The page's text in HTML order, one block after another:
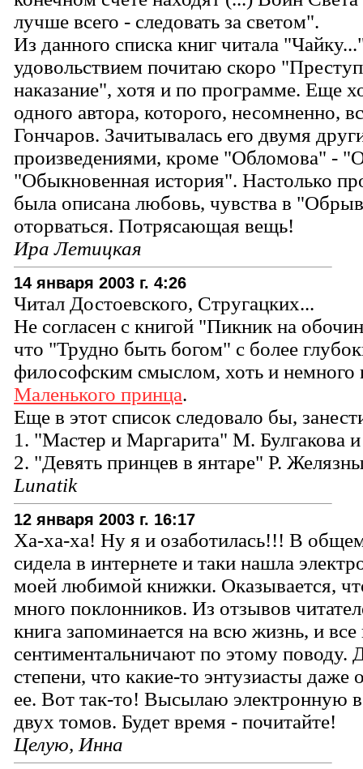
лучше всего - следовать за светом".
Из данного списка книг читала
удовольствием почитаю скоро
наказание", хотя и по программе. Еще
одного автора, которого, несомненно,
Гончаров. Зачитывалась его двумя
произведениями, кроме "Обломова" -
"Обыкновенная история". Настолько
была описана любовь, чувства в
оторваться. Потрясающая вещь!
Ира Летицкая
14 января 2003 г. 4:26
Читал Достоевского, Стругацких...
Не согласен с книгой "Пикник на
что "Трудно быть богом" с более
философским смыслом, хоть и немного
Маленького принца.
Еще в этот список следовало бы,
1. "Мастер и Маргарита" М. Булгакова и
2. "Девять принцев в янтаре" Р.
Lunatik
12 января 2003 г. 16:17
Ха-ха-ха! Ну я и озаботилась!!! В
сидела в интернете и таки нашла
моей любимой книжки. Оказывается,
много поклонников. Из отзывов
книга запоминается на всю жизнь, и все
сентиментальничают по этому поводу.
степени, что какие-то энтузиасты даже
ее. Вот так-то! Высылаю электронную
двух томов. Будет время - почитайте!
Целую, Инна